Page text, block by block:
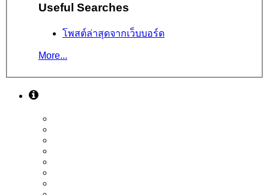
Useful Searches
โพสต์ล่าสุดจากเว็บบอร์ด
More...